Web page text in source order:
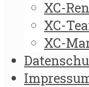
XC-
XC-
XC-